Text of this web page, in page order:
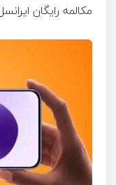
مکالمه رایگان